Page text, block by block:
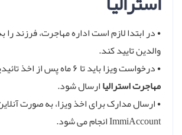
• در ابتدا لازم است اداره مهاجرت، فرزند را
والدین تایید کند.
• درخواست ویزا باید تا ۶ ماه پس از اخذ تائیدیه، برای
مهاجرت استرالیاارسال شود.
• ارسال مدارک برای اخذ ویزا، به صورت
ImmiAccount انجام می شود.